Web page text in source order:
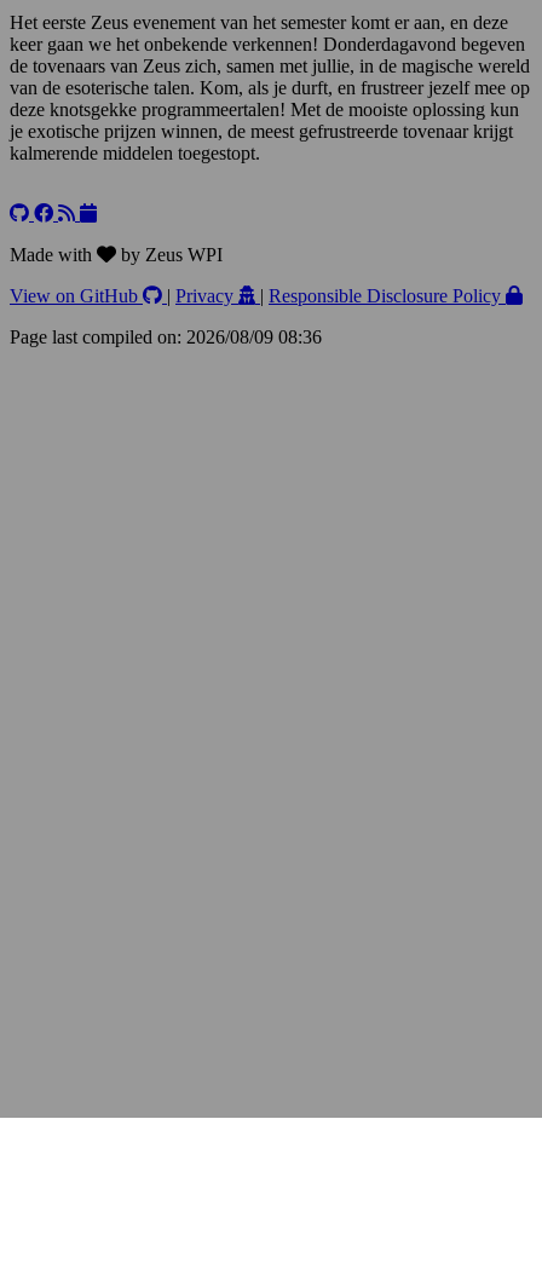
Het eerste Zeus evenement van het semester komt er aan, en deze
keer gaan we het onbekende verkennen! Donderdagavond begeven
de tovenaars van Zeus zich, samen met jullie, in de magische wereld
van de esoterische talen. Kom, als je durft, en frustreer jezelf mee op
deze knotsgekke programmeertalen! Met de mooiste oplossing kun
je exotische prijzen winnen, de meest gefrustreerde tovenaar krijgt
kalmerende middelen toegestopt.
+
−
Made with
by Zeus WPI
View on GitHub
| Privacy | Responsible Disclosure Policy
Page last compiled on: 2026/08/09 08:36